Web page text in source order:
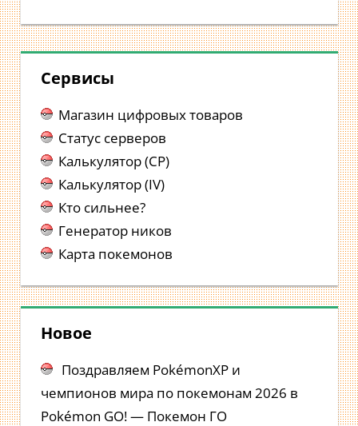
Сервисы
Магазин цифровых товаров
Статус серверов
Калькулятор (CP)
Калькулятор (IV)
Кто сильнее?
Генератор ников
Карта покемонов
Новое
Поздравляем PokémonXP и
чемпионов мира по покемонам 2026 в
Pokémon GO! — Покемон ГО